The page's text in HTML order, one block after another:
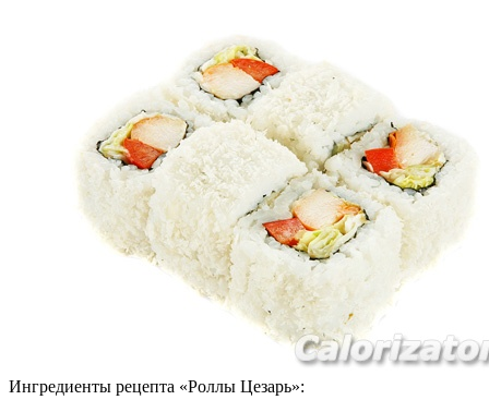
Ингредиенты рецепта «Роллы Цезарь»: